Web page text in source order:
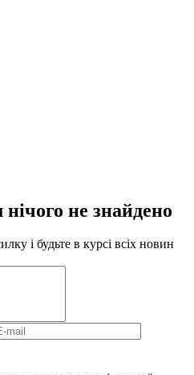
не знайдено
і будьте в курсі всіх новин